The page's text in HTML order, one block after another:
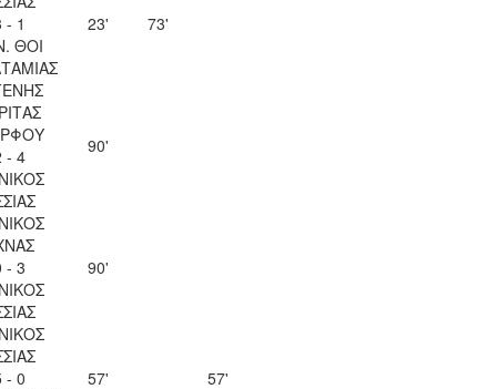
- 1
ΘΟΙ
23' 73'
- 4
90'
- 3
90'
- 0
57' 57'